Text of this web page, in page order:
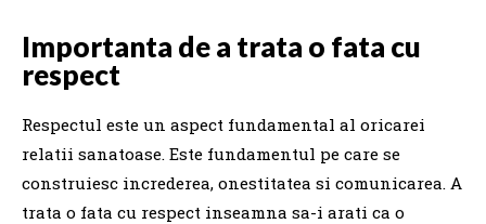
Importanta de a trata o fata cu
respect
Respectul este un aspect fundamental al oricarei
relatii sanatoase. Este fundamentul pe care se
construiesc increderea, onestitatea si comunicarea. A
trata o fata cu respect inseamna sa-i arati ca o